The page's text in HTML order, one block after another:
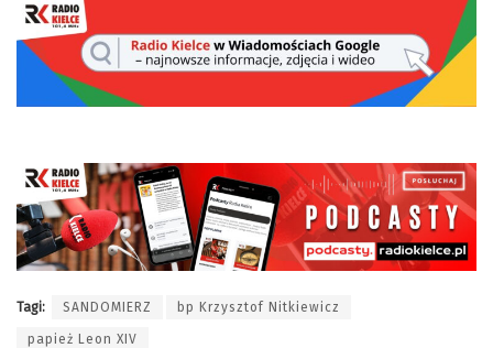
Tagi: SANDOMIERZ bp Krzysztof Nitkiewicz
papież Leon XIV